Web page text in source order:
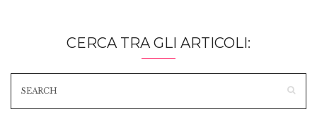
CERCA TRA GLI ARTICOLI: